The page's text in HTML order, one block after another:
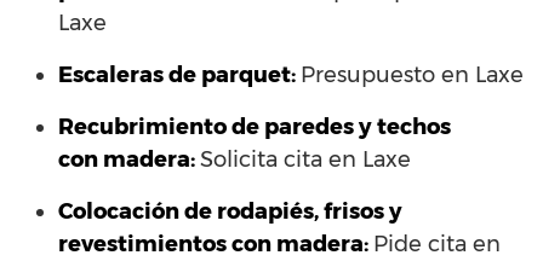
Laxe
Escaleras de parquet: Presupuesto en Laxe
Recubrimiento de paredes y techos
con madera:Solicita cita en Laxe
Colocación de rodapiés, frisos y
revestimientos con madera: Pide cita en